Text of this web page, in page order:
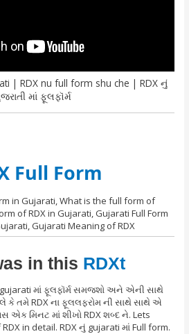
| RDX nu full form shu che | RDX નું
માં ફૂલફૉર્મ
Full Form
in Gujarati, What is the full form of
of RDX in Gujarati, Gujarati Full Form
Gujarati Meaning of RDX
in this RDXt
માં ફૂલફૉર્મ સમજશો અને એની સાથે
કે તમે RDX ના ફૂલલફરોમ ની સાથે સાથે એ
એક મિનટ માં શીખો RDX શબ્દ ને. Lets
in detail. RDX નું gujarati માં Full form.